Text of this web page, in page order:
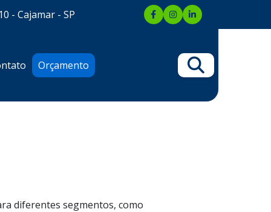
- Cajamar - SP
Orçamento
diferentes segmentos, como